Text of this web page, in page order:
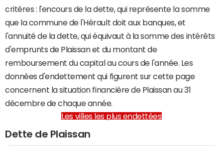
critères : l'encours de la dette, qui représente la somme
que la commune de l'Hérault doit aux banques, et
l'annuité de la dette, qui équivaut à la somme des intérêts
d'emprunts de Plaissan et du montant de
remboursement du capital au cours de l'année. Les
données d'endettement qui figurent sur cette page
concernent la situation financière de Plaissan au 31
décembre de chaque année.
Les villes les plus endettées
Dette de Plaissan